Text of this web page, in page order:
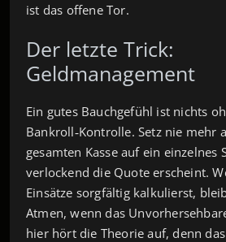
ist das offene Tor.
Der letzte Trick:
Geldmanagement
Ein gutes Bauchgefühl ist nichts
Bankroll‑Kontrolle. Setz nie mehr
gesamten Kasse auf ein einzelnes
verlockend die Quote erscheint.
Einsätze sorgfältig kalkulierst,
Atmen, wenn das
hier hört die Theorie auf, denn